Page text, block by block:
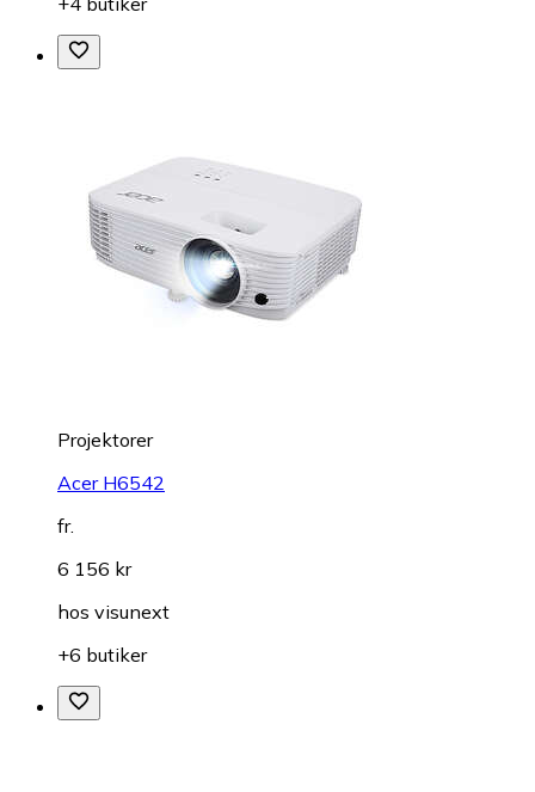
Projektorer
Acer H6542
fr.
6 156 kr
hos visunext
+6 butiker